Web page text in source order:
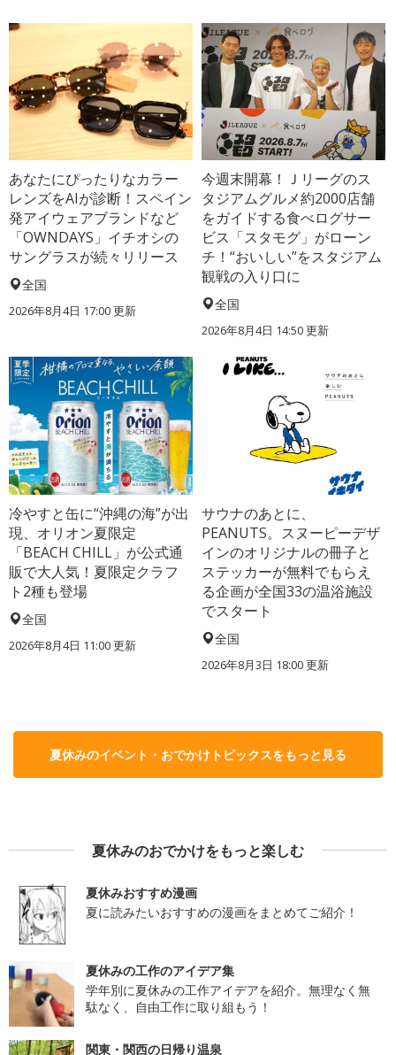
あなたにぴったりなカラー
レンズをAIが診断！スペイン
発アイウェアブランドなど
「OWNDAYS」イチオシの
サングラスが続々リリース
全国
2026年8月4日 17:00更新
今週末開幕！Ｊリーグのス
タジアムグルメ約2000店舗
をガイドする食べログサー
ビス「スタモグ」がローン
チ！“おいしい”をスタジアム
観戦の入り口に
全国
2026年8月4日 14:50更新
冷やすと缶に“沖縄の海”が出
現、オリオン夏限定
「BEACH CHILL」が公式通
販で大人気！夏限定クラフ
ト2種も登場
全国
2026年8月4日 11:00更新
サウナのあとに、
PEANUTS。スヌーピーデザ
インのオリジナルの冊子と
ステッカーが無料でもらえ
る企画が全国33の温浴施設
でスタート
全国
2026年8月3日 18:00更新
夏休みのイベント・おでかけトピックスをもっと見る
夏休みのおでかけをもっと楽しむ
夏休みおすすめ漫画
夏に読みたいおすすめの漫画をまとめてご紹介！
夏休みの工作のアイデア集
学年別に夏休みの工作アイデアを紹介。無理なく無
駄なく、自由工作に取り組もう！
関東・関西の日帰り温泉